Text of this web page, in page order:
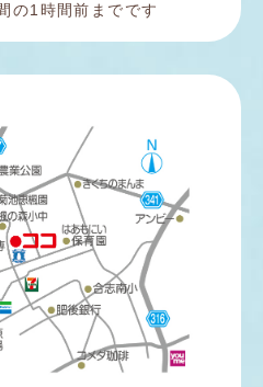
の1時間前までです